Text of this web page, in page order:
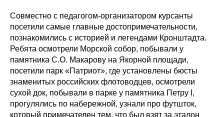
Совместно с педагогом-организатором курсанты
посетили самые главные достопримечательности,
познакомились с историей и легендами Кронштадта.
Ребята осмотрели Морской собор, побывали у
памятника С.О. Макарову на Якорной площади,
посетили парк «Патриот», где установлены бюсты
знаменитых российских флотоводцев, осмотрели
сухой док, побывали в парке у памятника Петру I,
прогулялись по набережной, узнали про футшток,
который примечателен тем, что был взят за эталон